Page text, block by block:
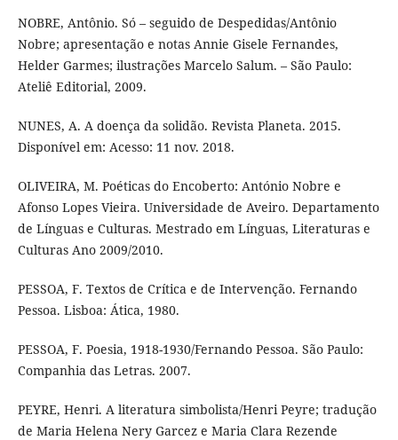
NOBRE, Antônio. Só – seguido de Despedidas/Antônio
Nobre; apresentação e notas Annie Gisele Fernandes,
Helder Garmes; ilustrações Marcelo Salum. – São Paulo:
Ateliê Editorial, 2009.
NUNES, A. A doença da solidão. Revista Planeta. 2015.
Disponível em: Acesso: 11 nov. 2018.
OLIVEIRA, M. Poéticas do Encoberto: António Nobre e
Afonso Lopes Vieira. Universidade de Aveiro. Departamento
de Línguas e Culturas. Mestrado em Línguas, Literaturas e
Culturas Ano 2009/2010.
PESSOA, F. Textos de Crítica e de Intervenção. Fernando
Pessoa. Lisboa: Ática, 1980.
PESSOA, F. Poesia, 1918-1930/Fernando Pessoa. São Paulo:
Companhia das Letras. 2007.
PEYRE, Henri. A literatura simbolista/Henri Peyre; tradução
de Maria Helena Nery Garcez e Maria Clara Rezende